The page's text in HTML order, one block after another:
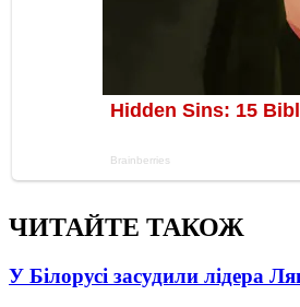
ЧИТАЙТЕ ТАКОЖ
У Білорусі засудили лідера